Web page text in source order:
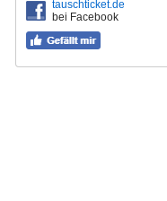
tauschticket.de
bei Facebook